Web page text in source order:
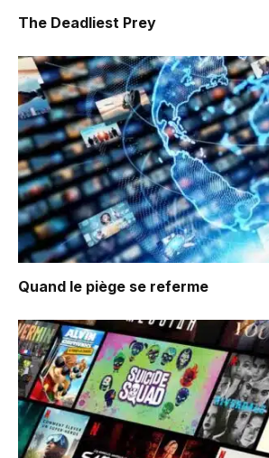
The Deadliest Prey
Quand le piège se referme